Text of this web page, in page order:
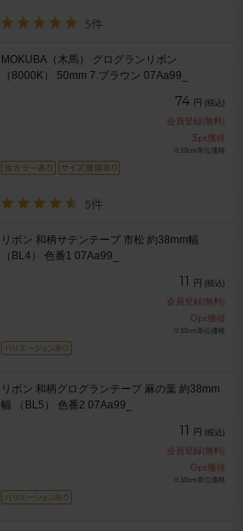
5件
MOKUBA（木馬） グログランリボン
（8000K） 50mm 7.ブラウン 07Aa99_
74 円 (税込)
会員登録(無料)
3pt獲得
※10cm単位価格
5件
リボン 和柄サテンテープ 市松 約38mm幅
（BL4） 色番1 07Aa99_
11 円 (税込)
会員登録(無料)
0pt獲得
※10cm単位価格
リボン 和柄グログランテープ 麻の葉 約38mm
幅 （BL5） 色番2 07Aa99_
11 円 (税込)
会員登録(無料)
0pt獲得
※10cm単位価格